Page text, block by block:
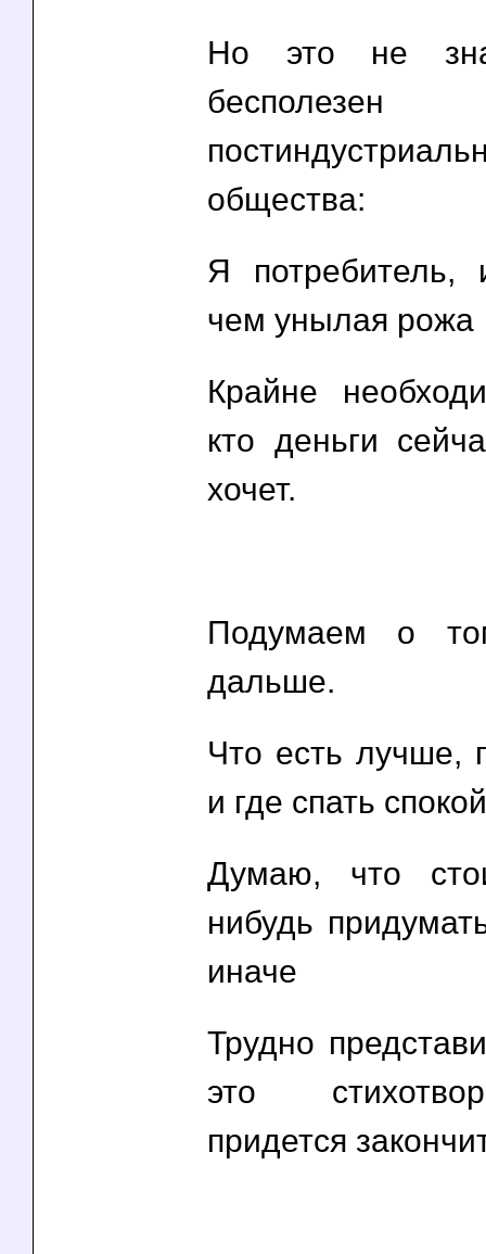
Но это не
общества:
Я
чем унылая рожа
Крайне
кто деньги
хочет.
Подумаем о
дальше.
Что есть лучше,
и где спать
Думаю, что
нибудь
иначе
Трудно
это
придется